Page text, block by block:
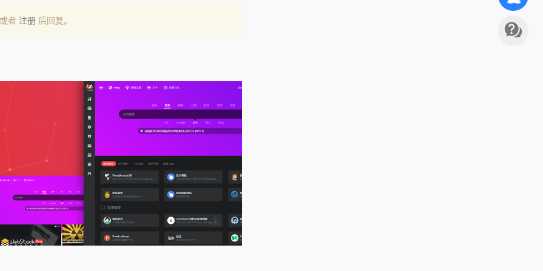
者 注册 后回复。